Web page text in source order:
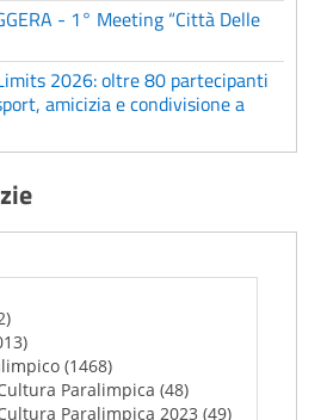
- 1° Meeting “Città Delle
2026: oltre 80 partecipanti
amicizia e condivisione a